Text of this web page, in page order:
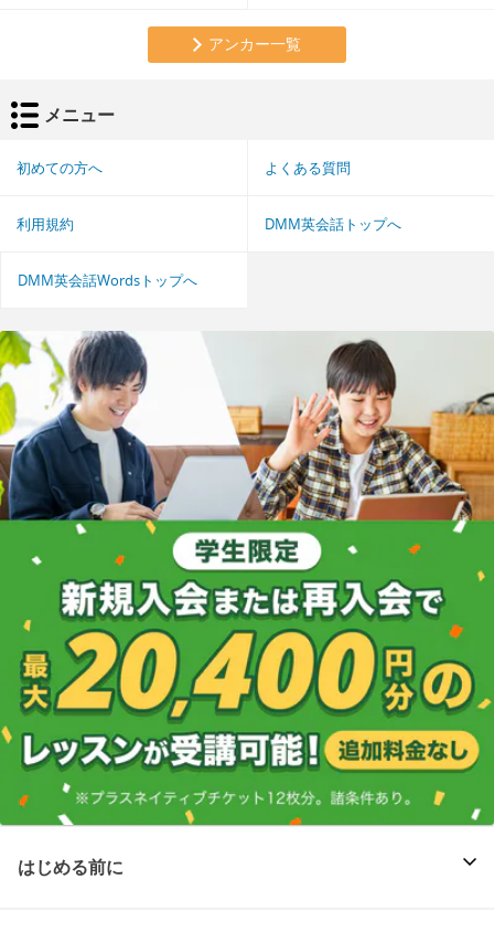
アンカー一覧
メニュー
初めての方へ よくある質問
利用規約 DMM英会話トップへ
DMM英会話Wordsトップへ
はじめる前に